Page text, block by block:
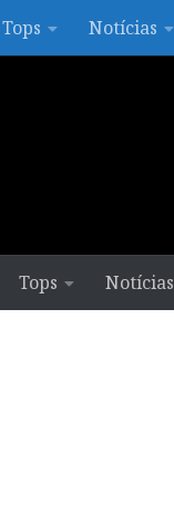
Tops Notícias
Tops Notícias